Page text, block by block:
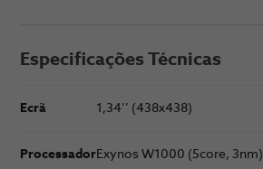
Especificações Técnicas
Ecrã 1,34’’ (438x438)
ProcessadorExynos W1000 (5core, 3nm)